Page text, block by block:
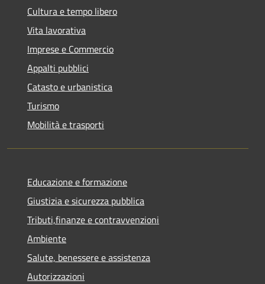
Cultura e tempo libero
Vita lavorativa
Imprese e Commercio
Appalti pubblici
Catasto e urbanistica
Turismo
Mobilità e trasporti
Educazione e formazione
Giustizia e sicurezza pubblica
Tributi,finanze e contravvenzioni
Ambiente
Salute, benessere e assistenza
Autorizzazioni